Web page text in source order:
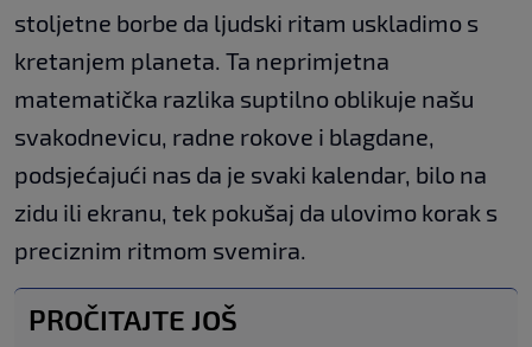
stoljetne borbe da ljudski ritam uskladimo s
kretanjem planeta. Ta neprimjetna
matematička razlika suptilno oblikuje našu
svakodnevicu, radne rokove i blagdane,
podsjećajući nas da je svaki kalendar, bilo na
zidu ili ekranu, tek pokušaj da ulovimo korak s
preciznim ritmom svemira.
PROČITAJTE JOŠ